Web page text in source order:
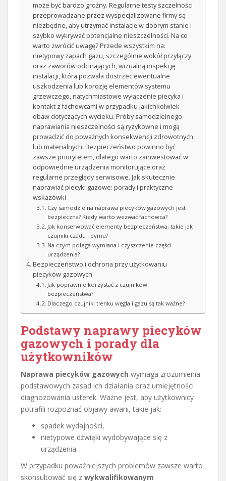
może być bardzo groźny. Regularne testy szczelności
przeprowadzane przez wyspecjalizowane firmy są
niezbędne, aby utrzymać instalację w dobrym stanie i
szybko wykrywać potencjalne nieszczelności. Na co
warto zwrócić uwagę? Przede wszystkim na:
nietypowy zapach gazu, szczególnie wokół przyłączy
oraz zaworów odcinających, wizualną inspekcję
instalacji, która pozwala dostrzec ewentualne
uszkodzenia lub korozję elementów systemu
grzewczego, natychmiastowe wyłączenie piecyka i
kontakt z fachowcami w przypadku jakichkolwiek
obaw dotyczących wycieku. Próby samodzielnego
naprawiania nieszczelności są ryzykowne i mogą
prowadzić do poważnych konsekwencji zdrowotnych
lub materialnych. Bezpieczeństwo powinno być
zawsze priorytetem, dlatego warto zainwestować w
odpowiednie urządzenia monitorujące oraz
regularne przeglądy serwisowe. Jak skutecznie
naprawiać piecyki gazowe: porady i praktyczne
wskazówki
Czy samodzielna naprawa piecyków gazowych jest
bezpieczna? Kiedy warto wezwać fachowca?
Jak konserwować elementy bezpieczeństwa, takie jak
czujniki czadu i dymu?
Na czym polega wymiana i czyszczenie części
urządzenia?
Bezpieczeństwo i ochrona przy użytkowaniu
piecyków gazowych
Jak poprawnie korzystać z czujników
bezpieczeństwa?
Dlaczego czujniki tlenku węgla i gazu są tak ważne?
Podstawy naprawy piecyków
gazowych i porady dla
użytkowników
Naprawa piecyków gazowych wymaga zrozumienia
podstawowych zasad ich działania oraz umiejętności
diagnozowania usterek. Ważne jest, aby użytkownicy
potrafili rozpoznać objawy awarii, takie jak:
spadek wydajności,
nietypowe dźwięki wydobywające się z
urządzenia.
W przypadku poważniejszych problemów zawsze warto
skonsultować się z wykwalifikowanym